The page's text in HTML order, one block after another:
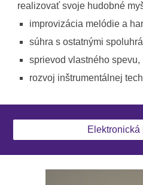
realizovať svoje hudobné
improvizácia melódie a
súhra s ostatnými
sprievod vlastného spevu,
rozvoj inštrumentálnej
Elektronická